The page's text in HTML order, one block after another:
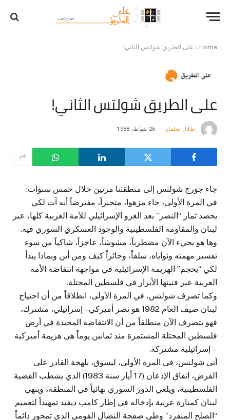
Home
» على الطريق شولتس الثاني!
على الطريق شولتس الثاني!
طلال سلمان 26 شباط، 1988
جاء جورج شولتس إلى منطقتنا مرتين خلال خمس سنوات:
في المرة الأولى، جاء مزهوا، متجبراً، مفترضاً أنه آت لكي
يحصد ثمار “النصر” بعد الغزو الإسرائيلي للأمة العربية كلها، عبر
لبنان والمقاومة الفلسطينية والوجود العسكري السوري فيه.
وها هو يجيء الآن مضطرباً، مشوشاً، عاجزاً، شاكياً من سوء
تفسير مهمته ونواياه، سلفاً، وحائراً كيف ومن أين وبماذا يبدأ
لكي “يحجم” الهزيمة الإسرائيلية في مواجهة انتفاضة الأمة
العربية عبر فتيتها الأبرار في فلسطين المحتلة.
وكما تصرف شولتس، في المرة الأولى، انطلاقاً من أن اجتياح
لبنان صيف العام 1982 هو نصر أميركي – إسرائيلي، مشترك،
فهو يتصرف الآن منطلقاً من أن الانتفاضة المجيدة في أرض
فلسطين المحتلة المستمرة منذ ثمانين يوماً هي هزيمة أميركية
– إسرائيلية مشتركة.
أتى شولتس، في المرة الأولى، ليسوق، بلهجة القادر على
القرض، اتفاق الإذعان (17 أيار سنة 1983) الذي يشطب القضية
الفلسطينية، ويلغي الدور السوري نهائياً في المنطقة، وينهي
لبنان كمنارة عربية بإدخاله في إطار كامب ديفيد تمهيداً لتعميم
“الصلح المنفرد” وطي صفحة النضال القومي الذي تمحور دائماً